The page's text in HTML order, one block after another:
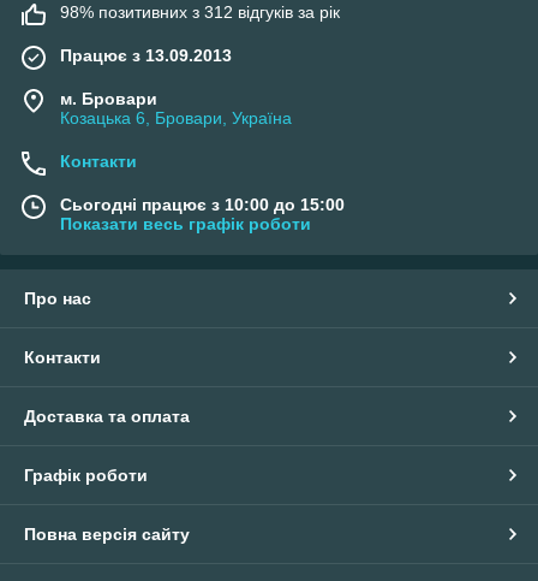
98% позитивних з 312 відгуків за рік
Працює з 13.09.2013
м. Бровари
Козацька 6, Бровари, Україна
Контакти
Сьогодні працює з 10:00 до 15:00
Показати весь графік роботи
Про нас
Контакти
Доставка та оплата
Графік роботи
Повна версія сайту